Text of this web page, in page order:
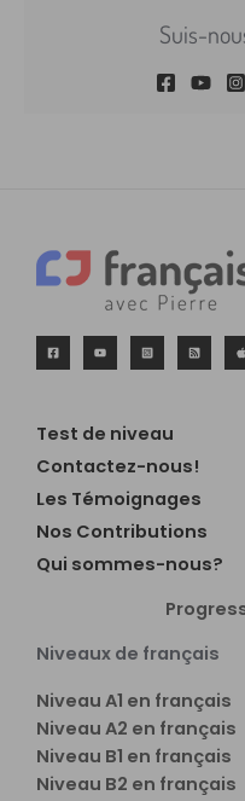
Suis-
Test de niveau
Contactez-nous!
Les Témoignages
Nos Contributions
Qui sommes-nous?
Niveaux de français
Niveau A1 en français
Niveau A2 en français
Niveau B1 en français
Niveau B2 en français